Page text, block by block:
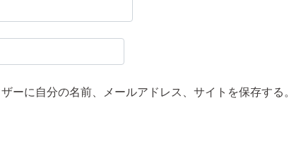
ーに自分の名前、メールアドレス、サイトを保存する。